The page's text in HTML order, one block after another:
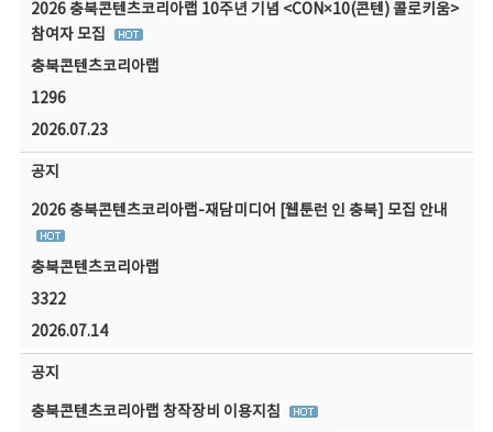
2026 충북콘텐츠코리아랩 10주년 기념 <CON×10(콘텐) 콜로키움>
참여자 모집
충북콘텐츠코리아랩
1296
2026.07.23
공지
2026 충북콘텐츠코리아랩-재담미디어 [웹툰런 인 충북] 모집 안내
충북콘텐츠코리아랩
3322
2026.07.14
공지
충북콘텐츠코리아랩 창작장비 이용지침